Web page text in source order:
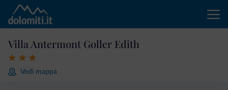
Villa Antermont Goller Edith
Vedi mappa